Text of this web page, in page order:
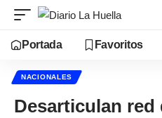
Portada Favoritos
NACIONALES
Desarticulan red